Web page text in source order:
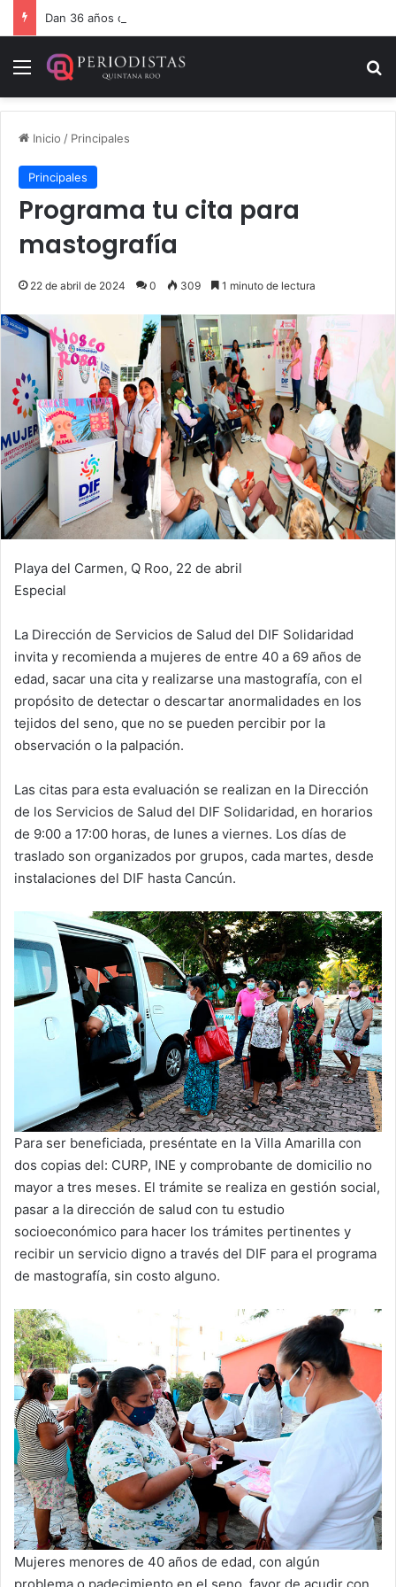
Menú
Inicio / Principales
Principales
Programa tu cita para
mastografía
22 de abril de 2024 0 309 1 minuto de lectura
Playa del Carmen, Q Roo, 22 de abril
Especial
La Dirección de Servicios de Salud del DIF Solidaridad
invita y recomienda a mujeres de entre 40 a 69 años de
edad, sacar una cita y realizarse una mastografía, con el
propósito de detectar o descartar anormalidades en los
tejidos del seno, que no se pueden percibir por la
observación o la palpación.
Las citas para esta evaluación se realizan en la Dirección
de los Servicios de Salud del DIF Solidaridad, en horarios
de 9:00 a 17:00 horas, de lunes a viernes. Los días de
traslado son organizados por grupos, cada martes, desde
instalaciones del DIF hasta Cancún.
Para ser beneficiada, preséntate en la Villa Amarilla con
dos copias del: CURP, INE y comprobante de domicilio no
mayor a tres meses. El trámite se realiza en gestión social,
pasar a la dirección de salud con tu estudio
socioeconómico para hacer los trámites pertinentes y
recibir un servicio digno a través del DIF para el programa
de mastografía, sin costo alguno.
Mujeres menores de 40 años de edad, con algún
problema o padecimiento en el seno, favor de acudir con